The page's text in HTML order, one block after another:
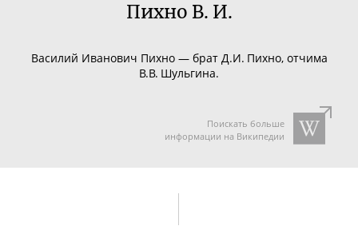
Пихно В. И.
Василий Иванович Пихно — брат Д.И. Пихно, отчима
В.В. Шульгина.
Поискать больше
информации на Википедии